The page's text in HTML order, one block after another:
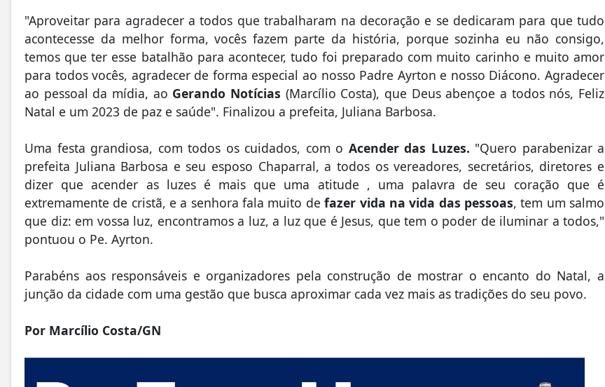
"Aproveitar para agradecer a todos que trabalharam na decoração e se dedicaram para que tudo
acontecesse da melhor forma, vocês fazem parte da história, porque sozinha eu não consigo,
temos que ter esse batalhão para acontecer, tudo foi preparado com muito carinho e muito amor
para todos vocês, agradecer de forma especial ao nosso Padre Ayrton e nosso Diácono. Agradecer
ao pessoal da mídia, ao Gerando Notícias (Marcílio Costa), que Deus abençoe a todos nós, Feliz
Natal e um 2023 de paz e saúde". Finalizou a prefeita, Juliana Barbosa.
Uma festa grandiosa, com todos os cuidados, com o Acender das Luzes. "Quero parabenizar a
prefeita Juliana Barbosa e seu esposo Chaparral, a todos os vereadores, secretários, diretores e
dizer que acender as luzes é mais que uma atitude , uma palavra de seu coração que é
extremamente de cristã, e a senhora fala muito defazer vida na vida das pessoas, tem um salmo
que diz: em vossa luz, encontramos a luz, a luz que é Jesus, que tem o poder de iluminar a todos,"
pontuou o Pe. Ayrton.
Parabéns aos responsáveis e organizadores pela construção de mostrar o encanto do Natal, a
junção da cidade com uma gestão que busca aproximar cada vez mais as tradições do seu povo.
Por Marcílio Costa/GN